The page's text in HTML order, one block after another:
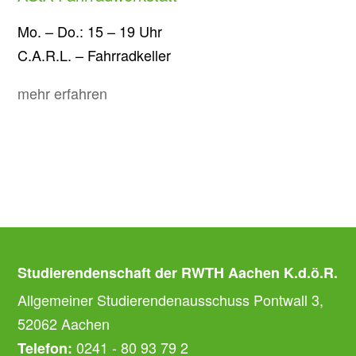
Mo. – Do.: 15 – 19 Uhr
C.A.R.L. – Fahrradkeller
mehr erfahren
Studierendenschaft der RWTH Aachen K.d.ö.R.
Allgemeiner Studierendenausschuss Pontwall 3,
52062 Aachen
Telefon: 0241 - 80 93 79 2